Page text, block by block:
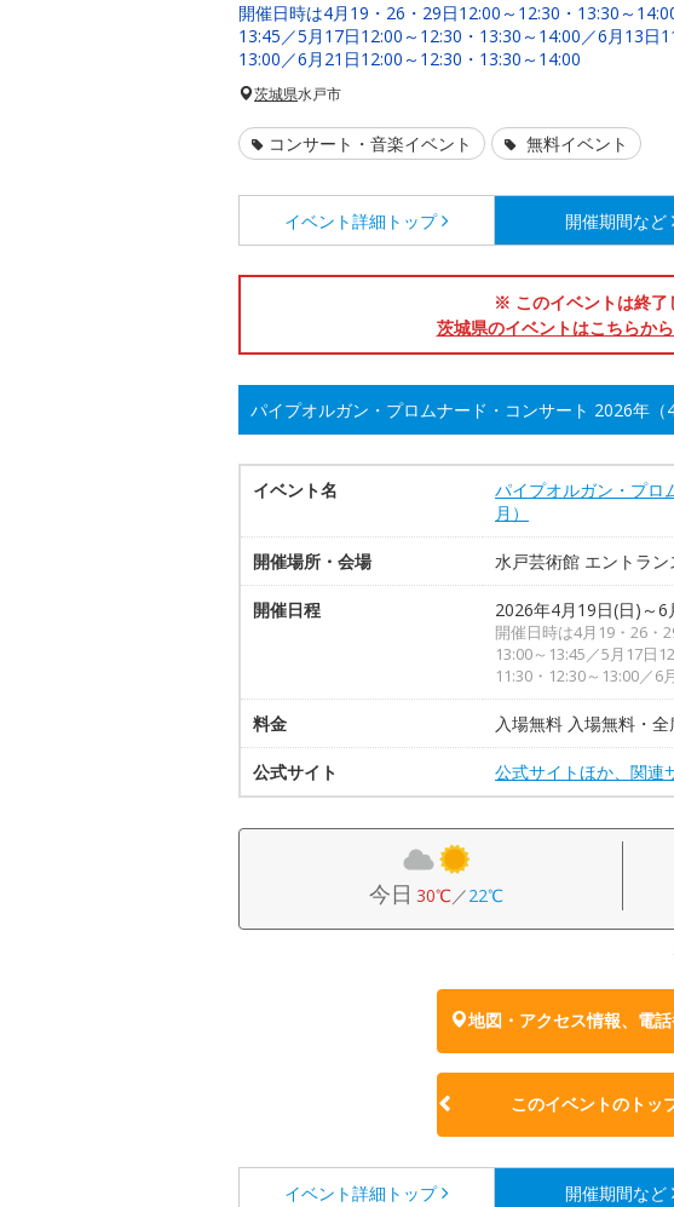
開催日時は4月19・26・29日12:00～12:30・13:30～
13:45／5月17日12:00～12:30・13:30～14:00／6月13日
13:00／6月21日12:00～12:30・13:30～14:00
茨城県水戸市
コンサート・音楽イベント 無料イベント
イベント詳細 トップ 開催期間など
※ このイベントは終了
茨城県のイベントはこちらから
パイプオルガン・プロムナード・コンサート 2026年（
イベント名
パイプオルガン・プロ
月）
開催場所・会場 水戸芸術館 エントラ
開催日程 2026年4月19日(日)～6
開催日時は4月19・26・
13:00～13:45／5月17日
11:30・12:30～13:00／6
料金 入場無料 入場無料・全
公式サイト 公式サイトほか、関連
今日 30℃／22℃
地図・アクセス情報、電
このイベントのトッ
イベント詳細 トップ 開催期間など